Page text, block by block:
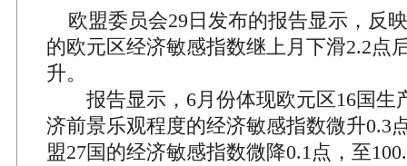
欧盟委员会29日发布的报告显示，反
的欧元区经济敏感指数继上月下滑2.2点
升。
报告显示，6月份体现欧元区16国生
济前景乐观程度的经济敏感指数微升0.3
盟27国的经济敏感指数微降0.1点，至